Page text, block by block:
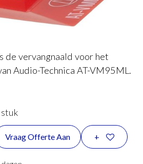
AT-VMN95ML (MM)
de vervangnaald voor het
Audio-Technica AT-VM95ML.
Vraag Offerte Aan +